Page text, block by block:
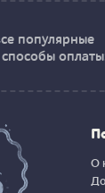
популярные
О